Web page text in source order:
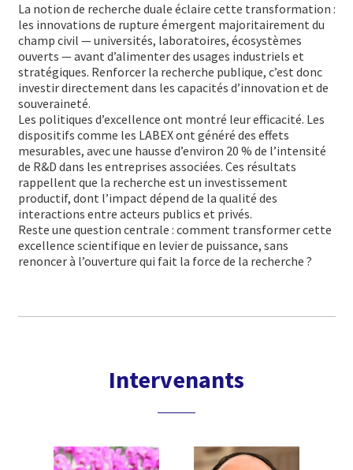
La notion de recherche duale éclaire cette transformation :
les innovations de rupture émergent majoritairement du
champ civil — universités, laboratoires, écosystèmes
ouverts — avant d’alimenter des usages industriels et
stratégiques. Renforcer la recherche publique, c’est donc
investir directement dans les capacités d’innovation et de
souveraineté.
Les politiques d’excellence ont montré leur efficacité. Les
dispositifs comme les LABEX ont généré des effets
mesurables, avec une hausse d’environ 20 % de l’intensité
de R&D dans les entreprises associées. Ces résultats
rappellent que la recherche est un investissement
productif, dont l’impact dépend de la qualité des
interactions entre acteurs publics et privés.
Reste une question centrale : comment transformer cette
excellence scientifique en levier de puissance, sans
renoncer à l’ouverture qui fait la force de la recherche ?
Intervenants